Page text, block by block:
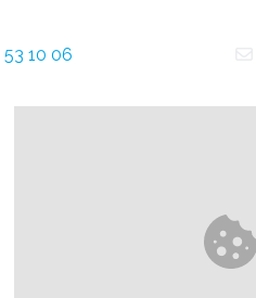
10 06